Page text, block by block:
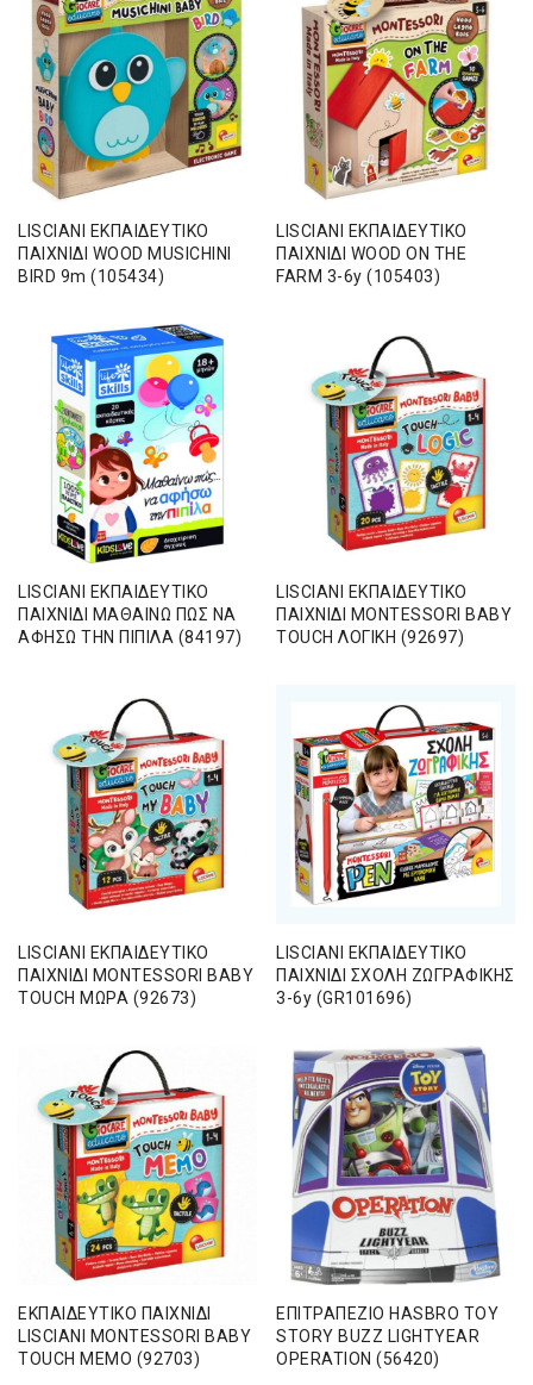
LISCIANI ΕΚΠΑΙΔΕΥΤΙΚΟ
ΠΑΙΧΝΙΔΙ WOOD MUSICHINI
BIRD 9m (105434)
LISCIANI ΕΚΠΑΙΔΕΥΤΙΚΟ
ΠΑΙΧΝΙΔΙ WOOD ON THE
FARM 3-6y (105403)
LISCIANI ΕΚΠΑΙΔΕΥΤΙΚΟ
ΠΑΙΧΝΙΔΙ ΜΑΘΑΙΝΩ ΠΩΣ ΝΑ
ΑΦΗΣΩ ΤΗΝ ΠΙΠΙΛΑ (84197)
LISCIANI ΕΚΠΑΙΔΕΥΤΙΚΟ
ΠΑΙΧΝΙΔΙ ΜΟΝΤΕSSORI BABY
TOUCH ΛΟΓΙΚΗ (92697)
LISCIANI ΕΚΠΑΙΔΕΥΤΙΚΟ
ΠΑΙΧΝΙΔΙ ΜΟΝΤΕSSORI BABY
TOUCH ΜΩΡΑ (92673)
LISCIANI ΕΚΠΑΙΔΕΥΤΙΚΟ
ΠΑΙΧΝΙΔΙ ΣΧΟΛΗ ΖΩΓΡΑΦΙΚΗΣ
3-6y (GR101696)
ΕΚΠΑΙΔΕΥΤΙΚΟ ΠΑΙΧΝΙΔΙ
LISCIANI ΜΟΝΤΕSSORI BABY
TOUCH MEMO (92703)
ΕΠΙΤΡΑΠΕΖΙΟ HASBRO TOY
STORY BUZZ LIGHTYEAR
OPERATION (56420)